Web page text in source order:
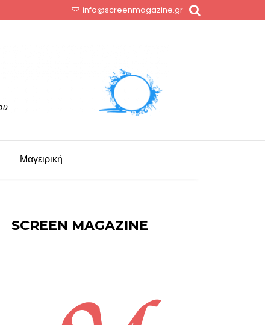
info@screenmagazine.gr
Μαγειρική
SCREEN MAGAZINE